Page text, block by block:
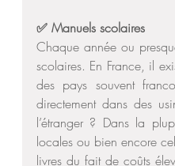
✅ Manuels scolaires
Chaque année ou
scolaires. En France, il
des pays souvent
directement dans des
l’étranger ? Dans la
locales ou bien encore
livres du fait de coûts